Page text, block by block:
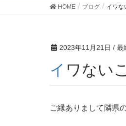
HOME ブログ イワな
2023年11月21日 / 最
イワない
ご縁ありまして隣県